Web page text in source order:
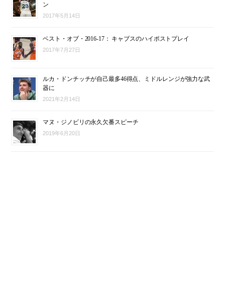
ン
2017年5月14日
ベスト・オブ・2016-17： キャブスのハイポストプレイ
2017年7月27日
ルカ・ドンチッチが自己最多46得点、ミドルレンジが強力な武
器に
2021年2月14日
マヌ・ジノビリの永久欠番スピーチ
2019年6月20日